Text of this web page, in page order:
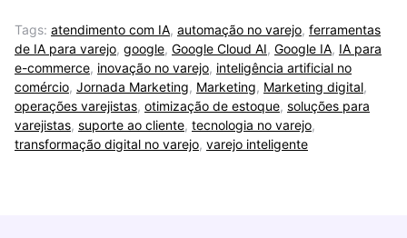
Tags: atendimento com IA, automação no varejo, ferramentas
de IA para varejo, google, Google Cloud AI, Google IA, IA para
e-commerce, inovação no varejo, inteligência artificial no
comércio, Jornada Marketing, Marketing, Marketing digital,
operações varejistas, otimização de estoque, soluções para
varejistas, suporte ao cliente, tecnologia no varejo,
transformação digital no varejo, varejo inteligente